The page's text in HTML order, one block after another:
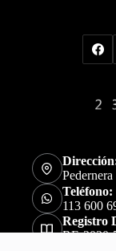
Teléfono:
113 600
Registro
RE-